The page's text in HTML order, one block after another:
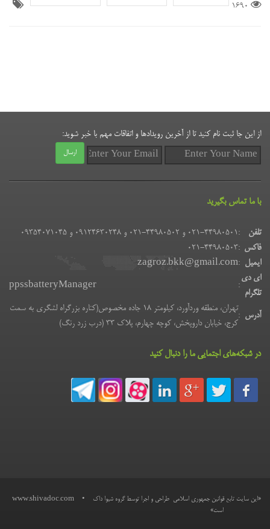
1690
از این جا ثبت نام کنید تا از آخرین رویدادها و اتفاقات مهم با خبر شوید:
ارسال
با ما تماس بگیرید
تلفن :021-44980501 و 44980502-021 و 09124630248 و 09354071045
فاکس :
021-44980503
ایمیل :
zagroz.bkk@gmail.com
ای دی
تلگرام
:
ppssbatteryManager
آدرس :
تهران، منطقه وردآورد، کیلومتر 18 جاده مخصوص(کناره بزرگراه لشگری به سمت
کرج، خیابان داروپخش، کوچه چهارم، پلاک 33 (درب زرد رنگ)
در شبکه‌های اجتمایی ما را دنبال کنید
طراحی و اجرا توسط گروه شیوا داک •
www.shivadoc.com
«این سایت تابع قوانین جمهوری اسلامی
است»